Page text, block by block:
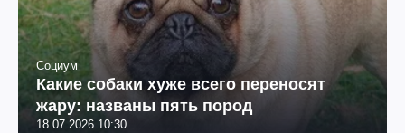
Социум
Какие собаки хуже всего переносят
жару: названы пять пород
18.07.2026 10:30